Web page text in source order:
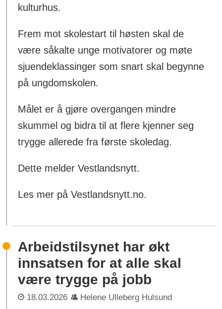
kulturhus.
Frem mot skolestart til høsten skal de
være såkalte unge motivatorer og møte
sjuendeklassinger som snart skal begynne
på ungdomskolen.
Målet er å gjøre overgangen mindre
skummel og bidra til at flere kjenner seg
trygge allerede fra første skoledag.
Dette melder Vestlandsnytt.
Les mer på Vestlandsnytt.no.
Arbeidstilsynet har økt
innsatsen for at alle skal
være trygge på jobb
18.03.2026 Helene Ulleberg Hulsund